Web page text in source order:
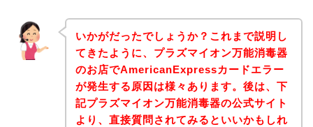
いかがだったでしょうか？これまで説明し
てきたように、プラズマイオン万能消毒器
のお店でAmericanExpressカードエラー
が発生する原因は様々あります。後は、下
記プラズマイオン万能消毒器の公式サイト
より、直接質問されてみるといいかもしれ